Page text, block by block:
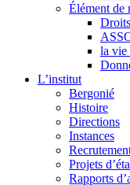
Élément de
la vie
L’institut
Bergonié
Histoire
Directions
Instances
Projets
Rapports